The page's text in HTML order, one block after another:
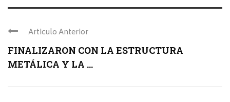
Articulo Anterior
FINALIZARON CON LA ESTRUCTURA
METÁLICA Y LA ...